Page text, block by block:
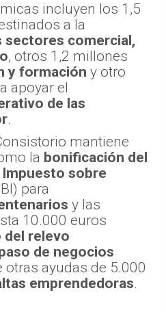
incluyen los 1,5
a la
sectores comercial,
, otros 1,2 millones
y formación y otro
apoyar el
de las
.
mantiene
la bonificación del
Impuesto sobre
para
y las
10.000 euros
del relevo
de negocios
otras ayudas de 5.000
emprendedoras.